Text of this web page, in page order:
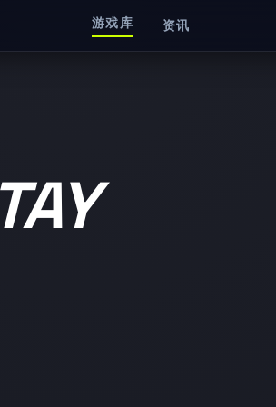
游戏库 资讯